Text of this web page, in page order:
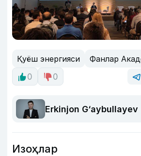
Қуёш энергияси
Фанлар
0
0
Erkinjon G‘aybullayev
Изоҳлар